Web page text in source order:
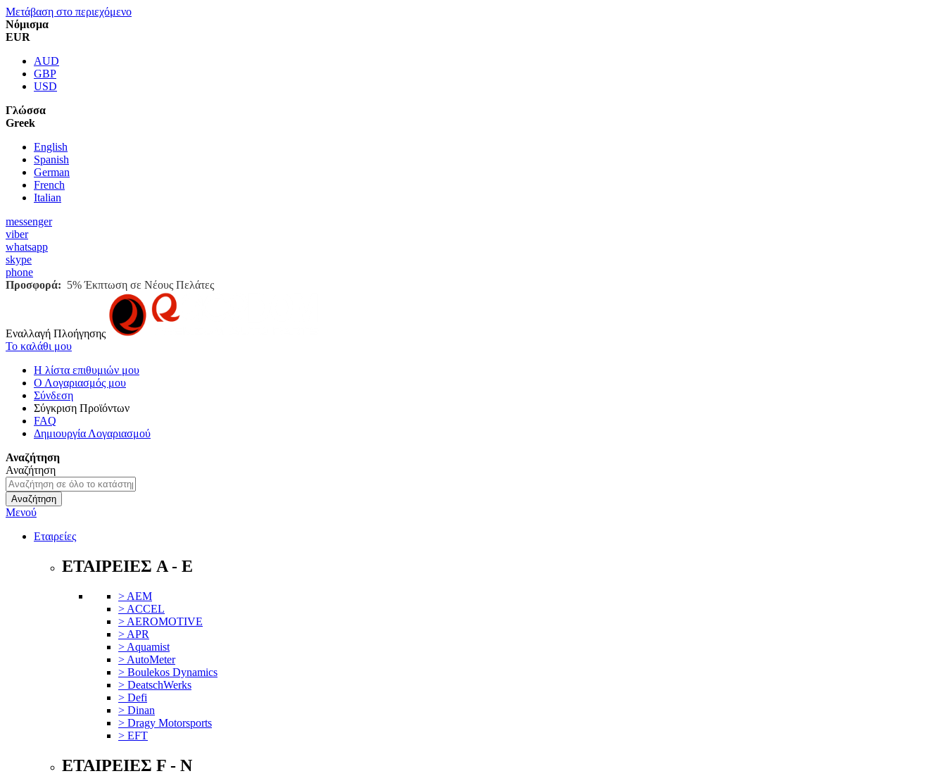
Μετάβαση στο περιεχόμενο
Νόμισμα
EUR
AUD
GBP
USD
Γλώσσα
Greek
English
Spanish
German
French
Italian
messenger
viber
whatsapp
skype
phone
Προσφορά: 5% Έκπτωση σε Νέους Πελάτες
Εναλλαγή Πλοήγησης
Το καλάθι μου
Η λίστα επιθυμιών μου
Ο Λογαριασμός μου
Σύνδεση
Σύγκριση Προϊόντων
FAQ
Δημιουργία Λογαριασμού
Αναζήτηση
Αναζήτηση
Αναζήτηση
Μενού
Εταιρείες
ΕΤΑΙΡΕΙΕΣ A - E
> AEM
> ACCEL
> AEROMOTIVE
> APR
> Aquamist
> AutoMeter
> Boulekos Dynamics
> DeatschWerks
> Defi
> Dinan
> Dragy Motorsports
> EFT
ΕΤΑΙΡΕΙΕΣ F - N